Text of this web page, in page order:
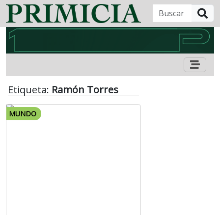
Etiqueta: Ramón Torres
MUNDO